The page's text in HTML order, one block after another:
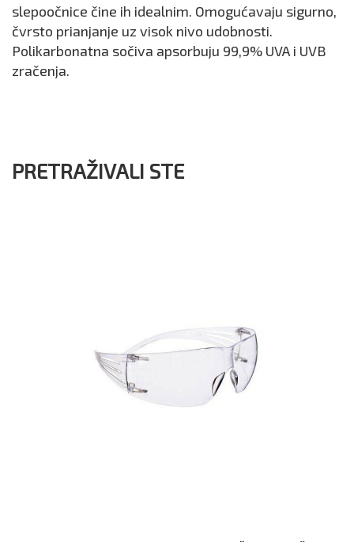
slepoočnice čine ih idealnim. Omogućavaju sigurno,
čvrsto prianjanje uz visok nivo udobnosti.
Polikarbonatna sočiva apsorbuju 99,9% UVA i UVB
zračenja.
PRETRAŽIVALI STE